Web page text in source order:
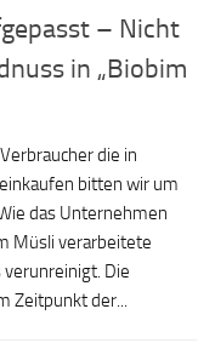
– Nicht
in „Biobim
die in
bitten wir um
das Unternehmen
Müsli verarbeitete
Die
Zeitpunkt der...